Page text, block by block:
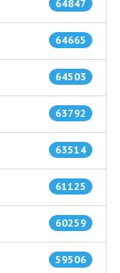
64847
64665
64503
63792
63514
61125
60259
59506